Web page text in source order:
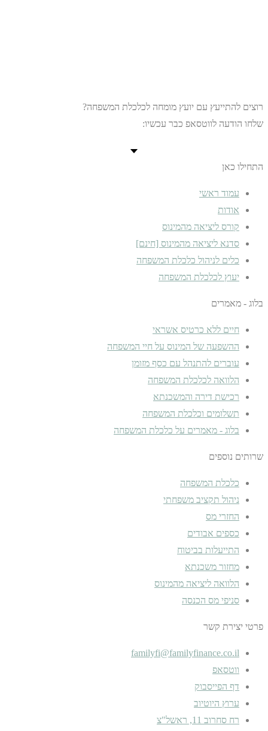
רוצים להתייעץ עם יועץ מומחה לכלכלת המשפחה?
שלחו הודעה לווטסאפ כבר עכשיו:
התחילו כאן
עמוד ראשי
אודות
קורס ליציאה מהמינוס
סדנא ליציאה מהמינוס [חינם]
כלים לניהול כלכלת המשפחה
יעוץ לכלכלת המשפחה
בלוג - מאמרים
חיים ללא כרטיס אשראי
ההשפעה של המינוס על חיי המשפחה
עוברים להתנהל עם כסף מזומן
הלוואה לכלכלת המשפחה
רכישת דירה והמשכנתא
תשלומים וכלכלת המשפחה
בלוג - מאמרים על כלכלת המשפחה
שרותים נוספים
כלכלת המשפחה
ניהול תקציב משפחתי
החזרי מס
כספים אבודים
התייעלות בביטוח
מחזור משכנתא
הלוואה ליציאה מהמינוס
סניפי מס הכנסה
פרטי יצירת קשר
familyfi@familyfinance.co.il
ווטסאפ
דף הפייסבוק
ערוץ היוטיוב
רח סחרוב 11, ראשל"צ